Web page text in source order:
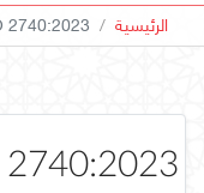
الرئيسية 2740:2023
2740:2023